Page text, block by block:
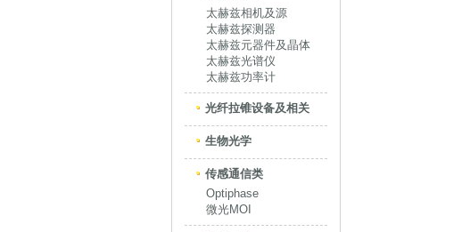
太赫兹相机及源
太赫兹探测器
太赫兹元器件及晶体
太赫兹光谱仪
太赫兹功率计
光纤拉锥设备及相关
生物光学
传感通信类
Optiphase
微光MOI